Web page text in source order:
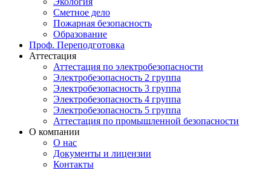
Сметное дело
Пожарная безопасность
Образование
Проф. Переподготовка
Аттестация
Аттестация по электробезопасности
Электробезопасность 2 группа
Электробезопасность 3 группа
Электробезопасность 4 группа
Электробезопасность 5 группа
Аттестация по промышленной безопасности
О компании
О нас
Документы и лицензии
Контакты